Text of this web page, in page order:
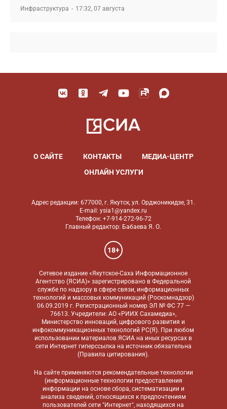
Инфраструктура 17:32, 07 августа
О САЙТЕ КОНТАКТЫ
МЕДИА-ЦЕНТР
ОНЛАЙН УСЛУГИ
Адрес редакции: 677000, г. Якутск, ул. Орджоникидзе, 31.
E-mail: ysia1@yandex.ru
Телефон: +7-914-272-96-72
Главный редактор: Бабаева Я. О.
18+
Сетевое издание «Якутское-Саха Информационное
Агентство (ЯСИА)» зарегистрировано в Федеральной
службе по надзору в сфере связи, информационных
технологий и массовых коммуникаций (Роскомнадзор)
06.09.2019 г. Регистрационный номер ЭЛ № ФС 77 —
76613. Учредители: АО «РИИХ Сахамедиа»,
Министерство инноваций, цифрового развития и
инфокоммуникационных технологий РС(Я). При любом
использовании материалов ЯСИА на иных ресурсах в
сети Интернет гиперссылка на источник обязательна
(Правила цитирования).
На сайте применяются рекомендательные технологии
(информационные технологии предоставления
информации на основе сбора, систематизации и
анализа сведений, относящихся к предпочтениям
пользователей сети "Интернет", находящихся на